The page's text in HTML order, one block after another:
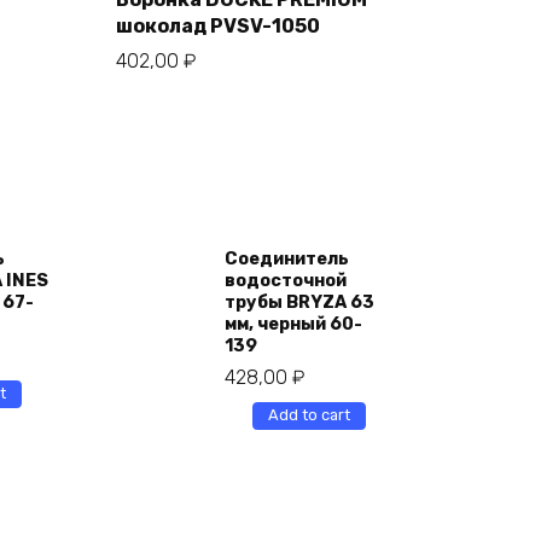
шоколад PVSV-1050
402,00 ₽
INES
67-
Соединитель
водосточной
трубы BRYZA 63
мм, черный 60-
139
428,00 ₽
Add to cart